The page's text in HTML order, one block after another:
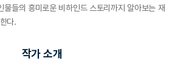
물들의 흥미로운 비하인드 스토리까지 알아보는 재
다.
작가 소개